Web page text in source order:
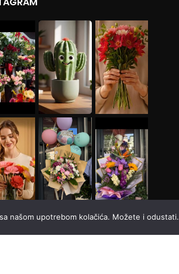
našom upotrebom kolačića. Možete i odustati.